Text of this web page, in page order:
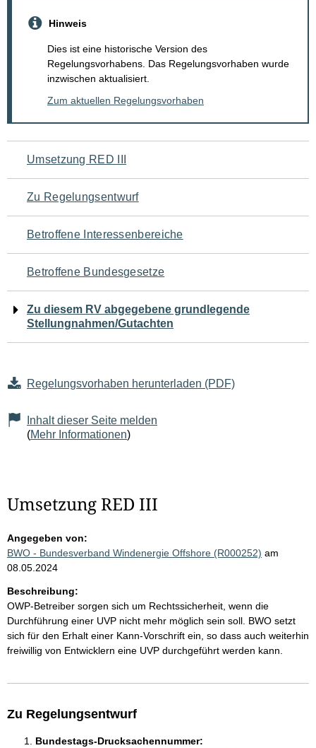
Hinweis
Dies ist eine historische Version des
Regelungsvorhabens. Das Regelungsvorhaben wurde
inzwischen aktualisiert.
Zum aktuellen Regelungsvorhaben
Navigation
für
den
Seiteninhalt
Umsetzung RED III
Zu Regelungsentwurf
Betroffene Interessenbereiche
Betroffene Bundesgesetze
Zu diesem RV abgegebene grundlegende
Stellungnahmen/Gutachten
Regelungsvorhaben herunterladen (PDF)
Inhalt dieser Seite melden
(Mehr Informationen)
Umsetzung RED III
Angegeben von:
BWO - Bundesverband Windenergie Offshore (R000252) am
08.05.2024
Beschreibung:
OWP-Betreiber sorgen sich um Rechtssicherheit, wenn die
Durchführung einer UVP nicht mehr möglich sein soll. BWO setzt
sich für den Erhalt einer Kann-Vorschrift ein, so dass auch weiterhin
freiwillig von Entwicklern eine UVP durchgeführt werden kann.
Zu Regelungsentwurf
Bundestags-Drucksachennummer: